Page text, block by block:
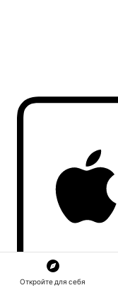
Откройте для себя